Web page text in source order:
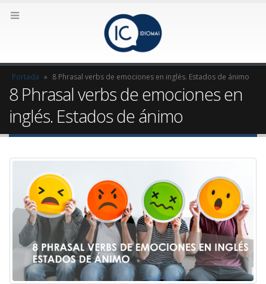
Portada » 8 Phrasal verbs de emociones en inglés. Estados de ánimo
8 Phrasal verbs de emociones en
inglés. Estados de ánimo